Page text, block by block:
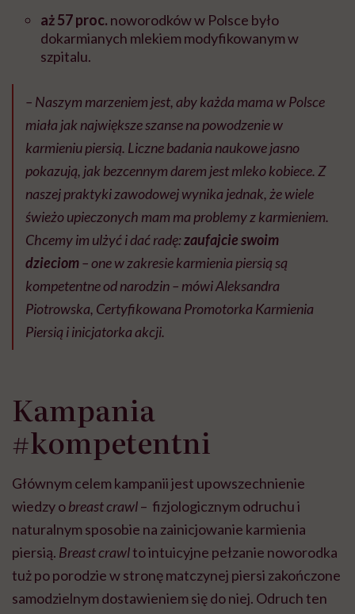
aż 57 proc. noworodków w Polsce było
dokarmianych mlekiem modyfikowanym w
szpitalu.
– Naszym marzeniem jest, aby każda mama w Polsce
miała jak największe szanse na powodzenie w
karmieniu piersią. Liczne badania naukowe jasno
pokazują, jak bezcennym darem jest mleko kobiece. Z
naszej praktyki zawodowej wynika jednak, że wiele
świeżo upieczonych mam ma problemy z karmieniem.
Chcemy im ulżyć i dać radę:zaufajcie swoim
dzieciom– one w zakresie karmienia piersią są
kompetentne od narodzin – mówi Aleksandra
Piotrowska, Certyfikowana Promotorka Karmienia
Piersią i inicjatorka akcji.
Kampania
#kompetentni
Głównym celem kampanii jest upowszechnienie
wiedzy obreast crawl– fizjologicznym odruchu i
naturalnym sposobie na zainicjowanie karmienia
piersią. Breast crawlto intuicyjne pełzanie noworodka
tuż po porodzie w stronę matczynej piersi zakończone
samodzielnym dostawieniem się do niej. Odruch ten